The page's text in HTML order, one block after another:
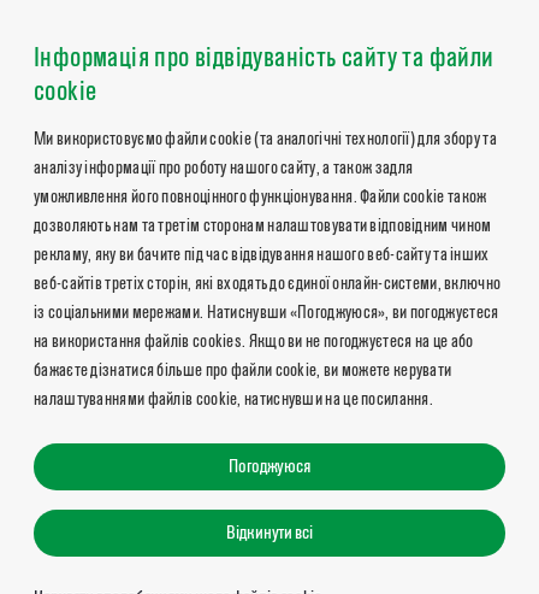
Інформація про відвідуваність сайту та файли
cookie
Ми використовуємо файли cookie (та аналогічні технології) для збору та
аналізу інформації про роботу нашого сайту, а також задля
уможливлення його повноцінного функціонування. Файли cookie також
дозволяють нам та третім сторонам налаштовувати відповідним чином
рекламу, яку ви бачите під час відвідування нашого веб-сайту та інших
веб-сайтів третіх сторін, які входять до єдиної онлайн-системи, включно
із соціальними мережами. Натиснувши «Погоджуюся», ви погоджуєтеся
на використання файлів cookies. Якщо ви не погоджуєтеся на це або
бажаєте дізнатися більше про файли cookie, ви можете керувати
налаштуваннями файлів cookie, натиснувши на це посилання.
Погоджуюся
Відкинути всі